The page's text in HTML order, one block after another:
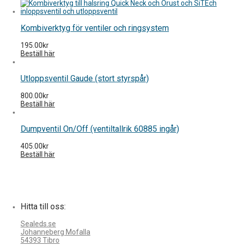
Kombiverktyg för ventiler och ringsystem
195.00kr
Beställ här
Utloppsventil Gaude (stort styrspår)
800.00kr
Beställ här
Dumpventil On/Off (ventiltallrik 60885 ingår)
405.00kr
Beställ här
Hitta till oss:
Sealeds.se
Johanneberg Mofalla
54393 Tibro